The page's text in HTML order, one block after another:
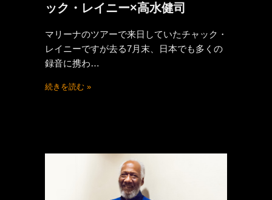
ック・レイニー×高水健司
マリーナのツアーで来日していたチャック・
レイニーですが去る7月末、日本でも多くの
録音に携わ…
続きを読む »